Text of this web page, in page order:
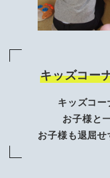
キッズコー
キッズコ
お子様と
お子様も退屈せ